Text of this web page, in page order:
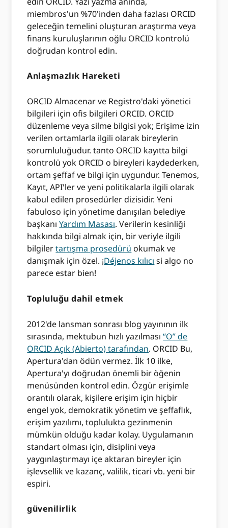
miembros'un %70'inden daha fazlası ORCID
geleceğin temelini oluşturan araştırma veya
finans kuruluşlarının oğlu ORCID kontrolü
doğrudan kontrol edin.
Anlaşmazlık Hareketi
ORCID Almacenar ve Registro'daki yönetici
bilgileri için ofis bilgileri ORCID. ORCID
düzenleme veya silme bilgisi yok; Erişime izin
verilen ortamlarla ilgili olarak bireylerin
sorumluluğudur. tanto ORCID kayıtta bilgi
kontrolü yok ORCID o bireyleri kaydederken,
ortam şeffaf ve bilgi için uygundur. Tenemos,
Kayıt, API'ler ve yeni politikalarla ilgili olarak
kabul edilen prosedürler dizisidir. Yeni
fabuloso için yönetime danışılan belediye
başkanıYardım Masası. Verilerin kesinliği
hakkında bilgi almak için, bir veriyle ilgili
bilgilertartışma prosedürü okumak ve
danışmak için özel. ¡Déjenos kılıcı si algo no
parece estar bien!
Topluluğu dahil etmek
2012'de lansman sonrası blog yayınının ilk
sırasında, mektubun hızlı yazılması“O” de
ORCID Açık (Abierto) tarafından. ORCID Bu,
Apertura'dan ödün vermez. İlk 10 ilke,
Apertura'yı doğrudan önemli bir öğenin
menüsünden kontrol edin. Özgür erişimle
orantılı olarak, kişilere erişim için hiçbir
engel yok, demokratik yönetim ve şeffaflık,
erişim yazılımı, toplulukta gezinmenin
mümkün olduğu kadar kolay. Uygulamanın
standart olması için, disiplini veya
yaygınlaştırmayı içe aktaran bireyler için
işlevsellik ve kazanç, valilik, ticari vb. yeni bir
espiri.
güvenilirlik